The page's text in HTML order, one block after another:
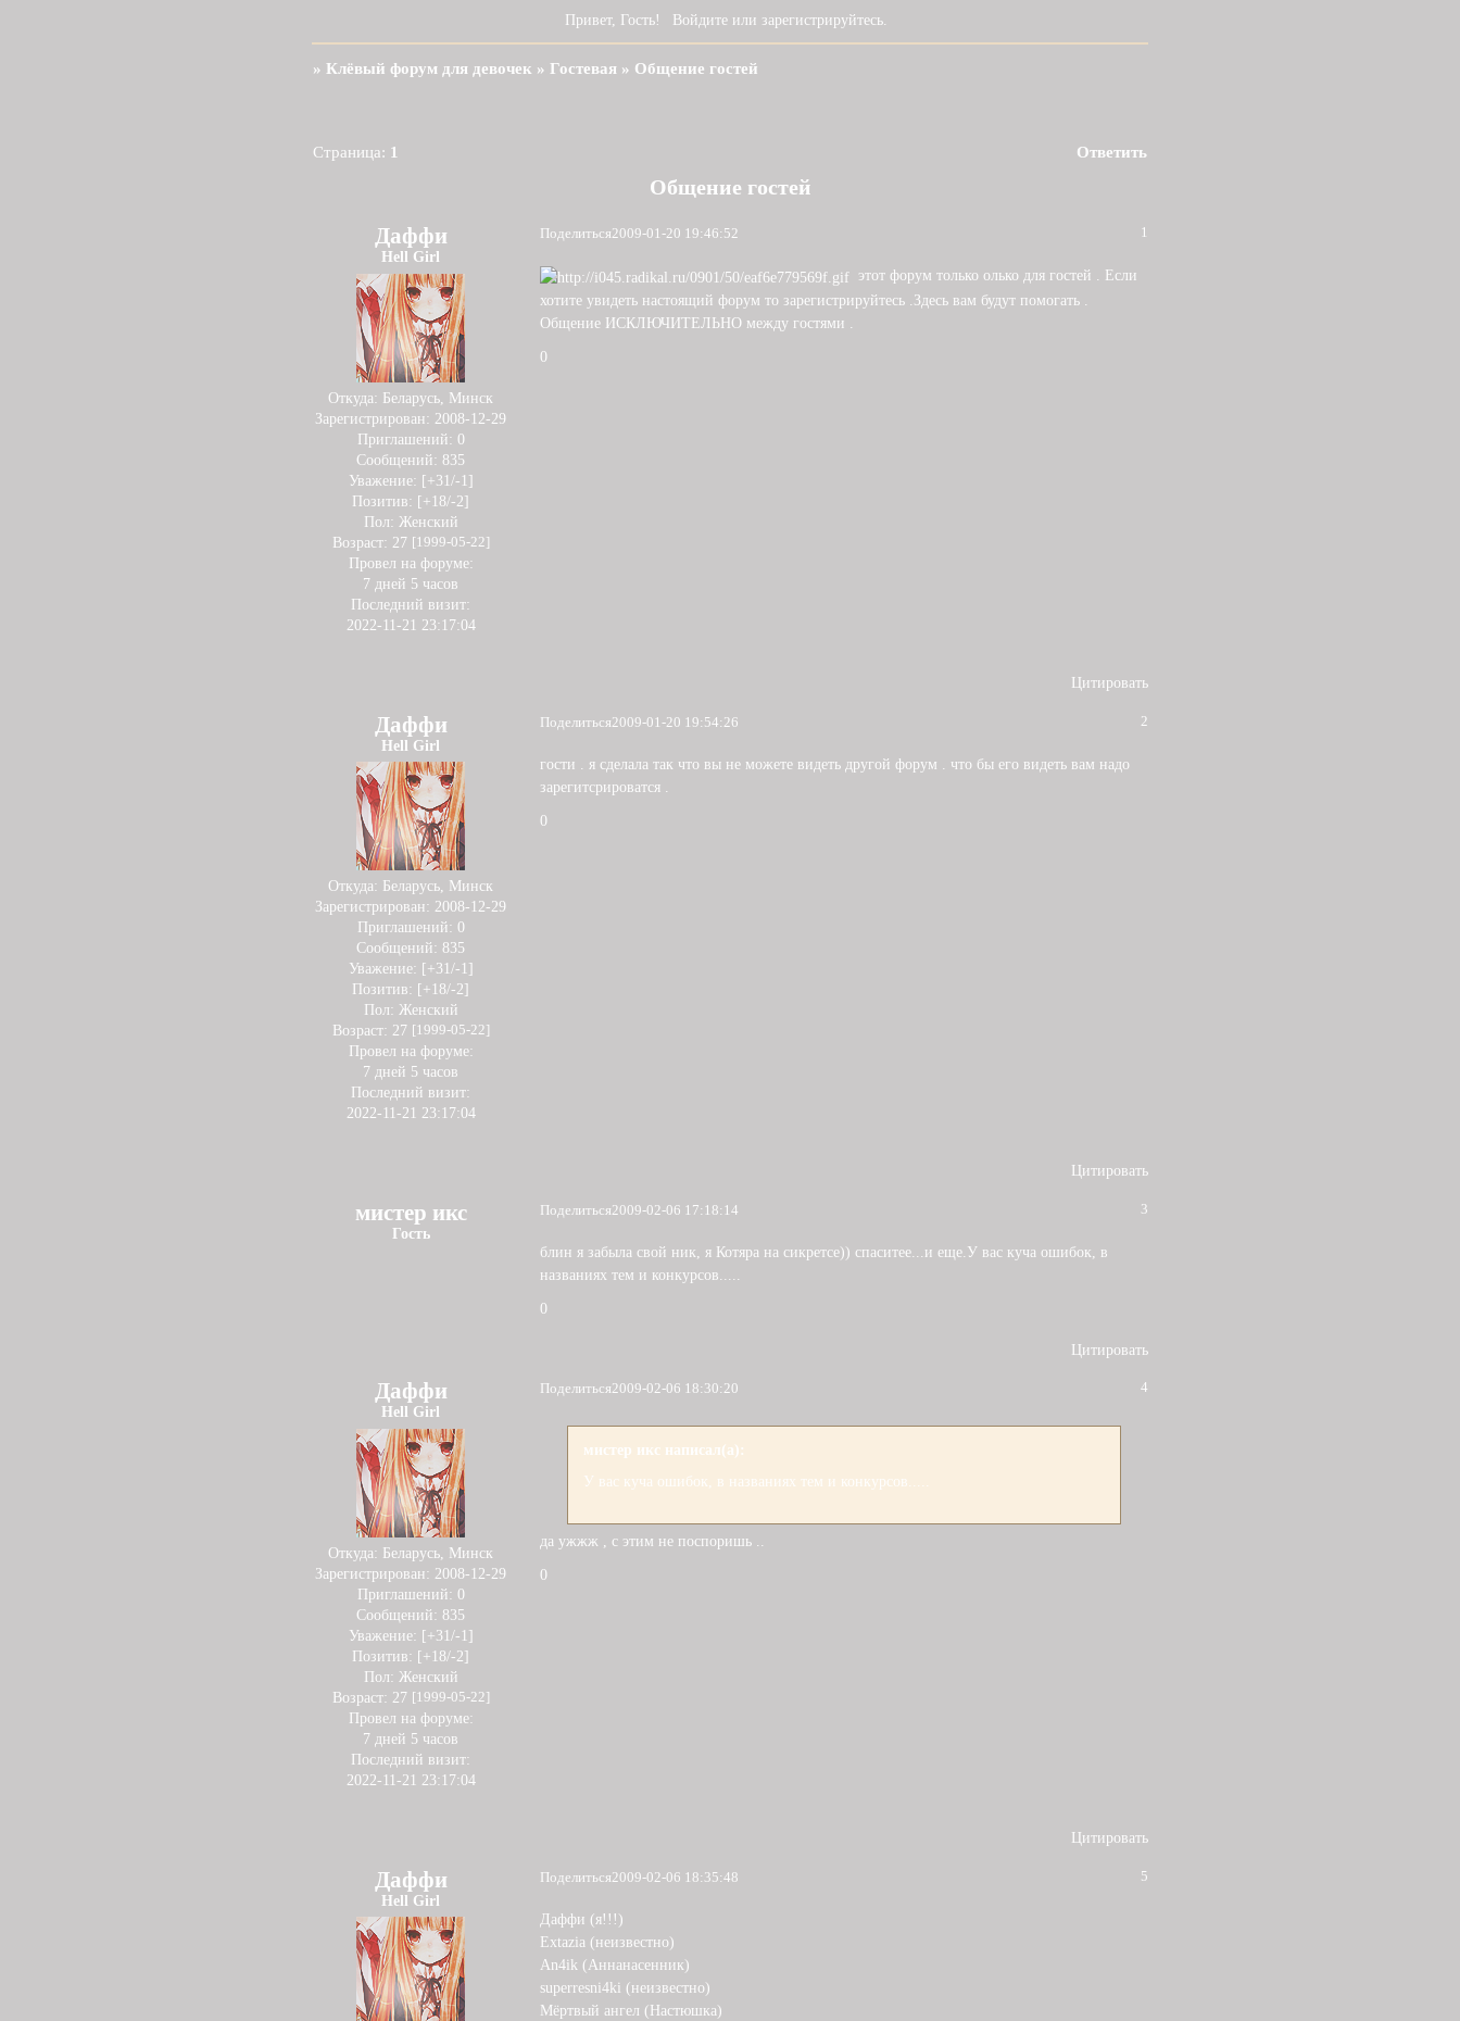
Привет, Гость! Войдите или зарегистрируйтесь
»Клёвый форум для девочек » Гостевая » Общение гостей
Общение гостей
Страница: 1 Ответить
Поделиться 1
2009-01-20 19:46:52
Даффи
Hell Girl
Откуда: Беларусь, Минск
Зарегистрирован: 2008-12-29
Приглашений: 0
Сообщений: 835
Уважение: [+31/-1]
Позитив: [+18/-2]
Пол: Женский
Возраст: 27 [1999-05-22]
Провел на форуме:
7 дней 5 часов
Последний визит:
2022-11-21 23:17:04
этот форум только олько для гостей . Если
хотите увидеть настоящий форум то зарегистрируйтесь .Здесь вам будут помогать .
Общение ИСКЛЮЧИТЕЛЬНО между гостями .
0
Цитировать
Поделиться 2
2009-01-20 19:54:26
Даффи
Hell Girl
Откуда: Беларусь, Минск
Зарегистрирован: 2008-12-29
Приглашений: 0
Сообщений: 835
Уважение: [+31/-1]
Позитив: [+18/-2]
Пол: Женский
Возраст: 27 [1999-05-22]
Провел на форуме:
7 дней 5 часов
Последний визит:
2022-11-21 23:17:04
гости . я сделала так что вы не можете видеть другой форум . что бы его видеть вам надо
зарегитсрироватся .
0
Цитировать
Поделиться 3
2009-02-06 17:18:14
мистер икс
Гость
блин я забыла свой ник, я Котяра на сикретсе)) спаситее...и еще.У вас куча ошибок, в
названиях тем и конкурсов.....
0
Цитировать
Поделиться 4
2009-02-06 18:30:20
Даффи
Hell Girl
Откуда: Беларусь, Минск
Зарегистрирован: 2008-12-29
Приглашений: 0
Сообщений: 835
Уважение: [+31/-1]
Позитив: [+18/-2]
Пол: Женский
Возраст: 27 [1999-05-22]
Провел на форуме:
7 дней 5 часов
Последний визит:
2022-11-21 23:17:04
мистер икс написал(а):
У вас куча ошибок, в названиях тем и конкурсов.....
да ужжж , с этим не поспоришь ..
0
Цитировать
Поделиться 5
2009-02-06 18:35:48
Даффи
Hell Girl
Даффи (я!!!)
Extazia (неизвестно)
An4ik (Аннанасенник)
superresni4ki (неизвестно)
Мёртвый ангел (Настюшка)